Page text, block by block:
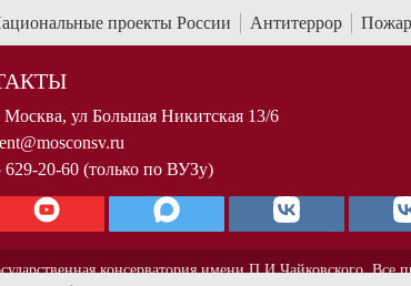
проекты России Антитеррор
Москва, ул Большая Никитская 13/6
629-20-60 (только по ВУЗу)
консерватория имени П.И.Чайковского. Все